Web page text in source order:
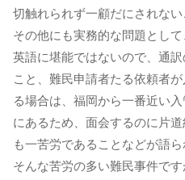
切触れられず一顧だにされない
その他にも実務的な問題とし
英語に堪能ではないので、通
こと、難民申請者たる依頼者
る場合は、福岡から一番近い
にあるため、面会するのに片
も一苦労であることなどが語ら
そんな苦労の多い難民事件で